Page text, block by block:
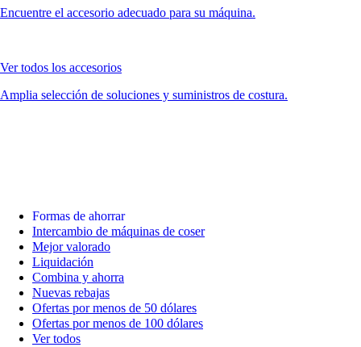
Encuentre el accesorio adecuado para su máquina.
Ver todos los accesorios
Amplia selección de soluciones y suministros de costura.
Formas de ahorrar
Intercambio de máquinas de coser
Mejor valorado
Liquidación
Combina y ahorra
Nuevas rebajas
Ofertas por menos de 50 dólares
Ofertas por menos de 100 dólares
Ver todos